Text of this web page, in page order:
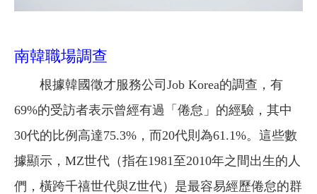
南韓職場調查
根據韓國徵才服務公司Job Korea的調查，有
69%的受訪者表示曾經有過「倦怠」的經驗，其中
30代的比例高達75.3%，而20代則為61.1%。這些數
據顯示，MZ世代（指在1981至2010年之間出生的人
們，橫跨千禧世代與Z世代）是最容易經歷倦怠的群